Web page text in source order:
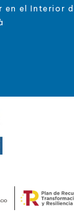
en el Interior